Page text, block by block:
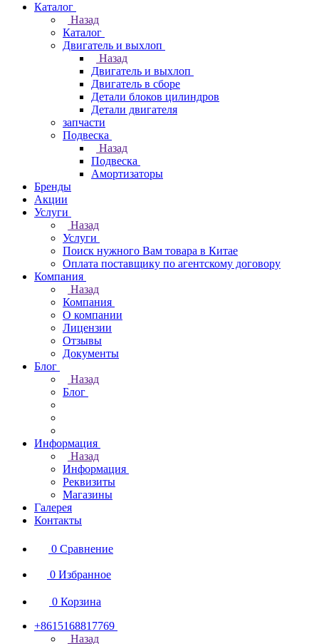
Каталог
Назад
Каталог
Двигатель и выхлоп
Назад
Двигатель и выхлоп
Двигатель в сборе
Детали блоков цилиндров
Детали двигателя
запчасти
Подвеска
Назад
Подвеска
Амортизаторы
Бренды
Акции
Услуги
Назад
Услуги
Поиск нужного Вам товара в Китае
Оплата поставщику по агентскому договору
Компания
Назад
Компания
О компании
Лицензии
Отзывы
Документы
Блог
Назад
Блог
Информация
Назад
Информация
Реквизиты
Магазины
Галерея
Контакты
0 Сравнение
0 Избранное
0 Корзина
+8615168817769
Назад